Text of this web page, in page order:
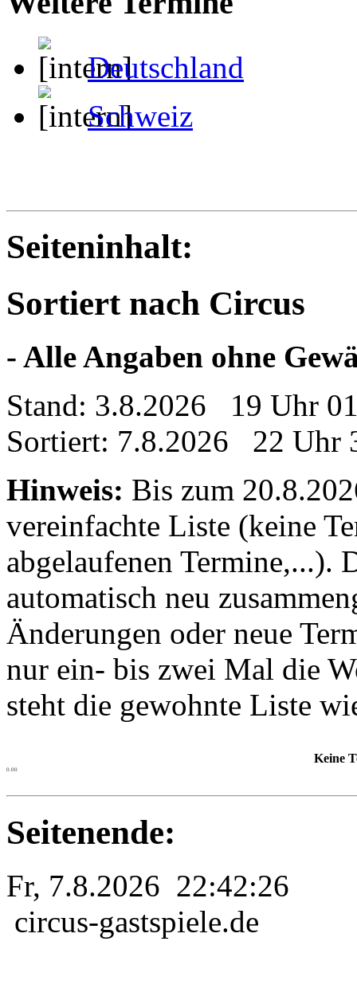
Deutschland
Schweiz
Seiteninhalt:
Sortiert nach Circus
- Alle Angaben ohne
Stand: 3.8.2026 19 Uhr
Sortiert: 7.8.2026 22 Uhr
Hinweis: Bis zum
vereinfachte Liste (keine
abgelaufenen
automatisch neu
Änderungen oder neue
nur ein- bis zwei Mal die
steht die gewohnte Liste
Keine
0.00
Seitenende:
Fr, 7.8.2026 22:42:26
circus-gastspiele.de